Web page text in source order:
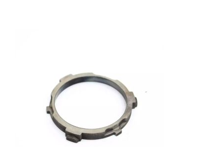
IN DEN WARENKORB LEGEN
/